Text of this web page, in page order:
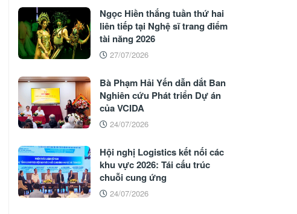
Ngọc Hiền thắng tuần thứ hai
liên tiếp tại Nghệ sĩ trang điểm
tài năng 2026
27/07/2026
Bà Phạm Hải Yến dẫn dắt Ban
Nghiên cứu Phát triển Dự án
của VCIDA
24/07/2026
Hội nghị Logistics kết nối các
khu vực 2026: Tái cấu trúc
chuỗi cung ứng
24/07/2026